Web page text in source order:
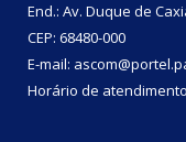
End.: Av. Duque de
CEP: 68480-000
E-mail:
Horário de